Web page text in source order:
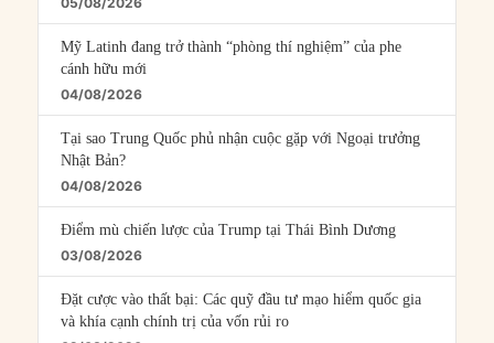
Mỹ Latinh đang trở thành “phòng thí nghiệm” của phe
cánh hữu mới
04/08/2026
Tại sao Trung Quốc phủ nhận cuộc gặp với Ngoại trưởng
Nhật Bản?
04/08/2026
Điểm mù chiến lược của Trump tại Thái Bình Dương
03/08/2026
Đặt cược vào thất bại: Các quỹ đầu tư mạo hiểm quốc gia
và khía cạnh chính trị của vốn rủi ro